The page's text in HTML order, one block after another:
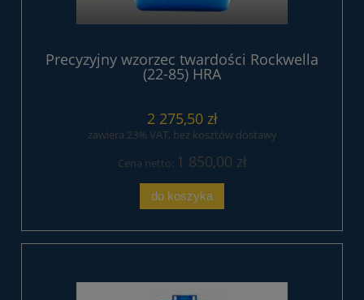
Precyzyjny wzorzec twardości Rockwella
(22-85) HRA
2 275,50 zł
zawiera 23% VAT, bez kosztów dostawy
Cena netto: 1 850,00 zł
do koszyka